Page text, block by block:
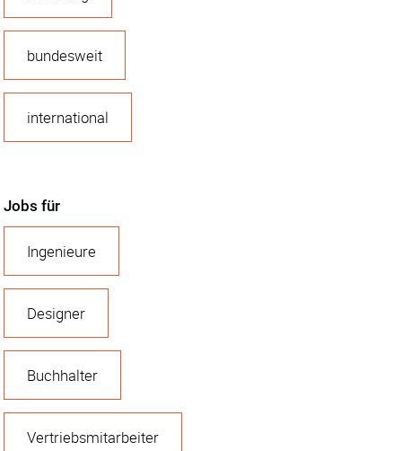
bundesweit
international
Jobs für
Ingenieure
Designer
Buchhalter
Vertriebsmitarbeiter